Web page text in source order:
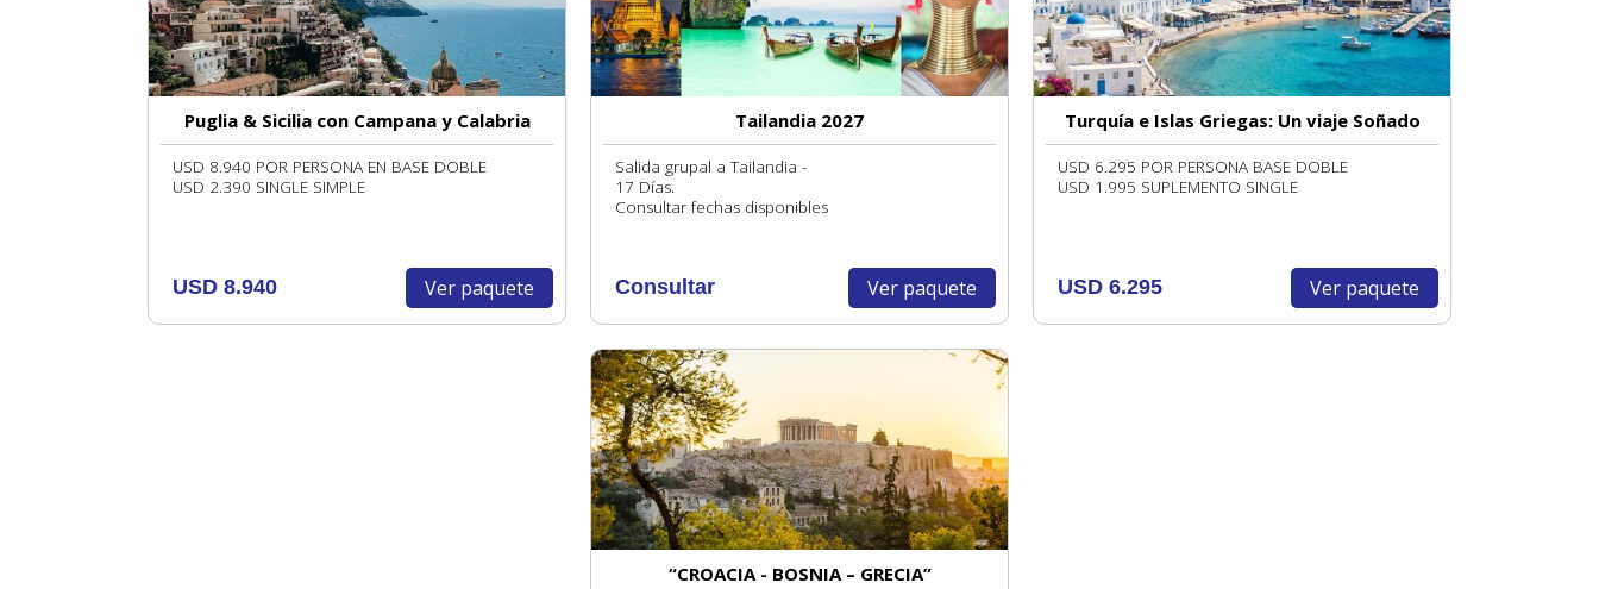
Puglia & Sicilia con Campana y Calabria
USD 8.940 POR PERSONA EN BASE DOBLE
USD 2.390 SINGLE SIMPLE
USD 8.940 Ver paquete
Tailandia 2027
Salida grupal a Tailandia -
17 Días.
Consultar fechas disponibles
Consultar Ver paquete
Turquía e Islas Griegas: Un viaje Soñado
USD 6.295 POR PERSONA BASE DOBLE
USD 1.995 SUPLEMENTO SINGLE
USD 6.295 Ver paquete
“CROACIA - BOSNIA – GRECIA”